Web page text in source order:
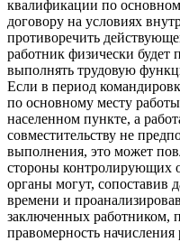
квалификации по
договору на условиях
противоречить
работник физически будет
выполнять трудовую
Если в период
по основному месту
населенном пункте, а
совместительству не
выполнения, это может
стороны контролирующих
органы могут, сопоставив
времени и
заключенных работником,
правомерность